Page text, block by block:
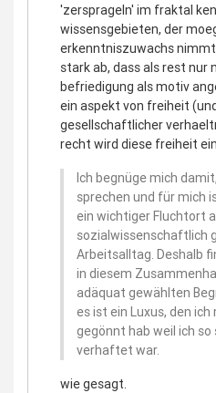
'zersprageln' im fraktal
wissensgebieten, der
erkenntniszuwachs
stark ab, dass als rest nur
befriedigung als motiv
ein aspekt von freiheit
gesellschaftlicher
recht wird diese freiheit
Ich begnüge mich
sprechen und für mich
ein wichtiger Fluchtort
sozialwissenschaftlich
Arbeitsalltag. Deshalb
in diesem
adäquat gewählten
es ist ein Luxus, den
gegönnt hab weil ich
verhaftet war.
wie gesagt.